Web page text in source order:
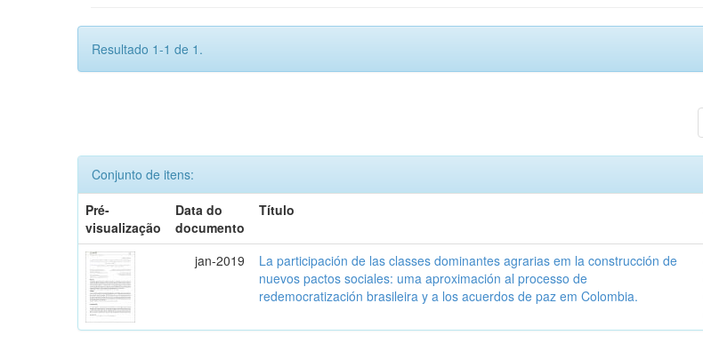
Resultado 1-1 de 1.
Conjunto de itens:
Pré-
visualização
Data do
documento
Título
jan-2019
La participación de las classes dominantes agrarias em la construcción de
nuevos pactos sociales: uma aproximación al processo de
redemocratización brasileira y a los acuerdos de paz em Colombia.